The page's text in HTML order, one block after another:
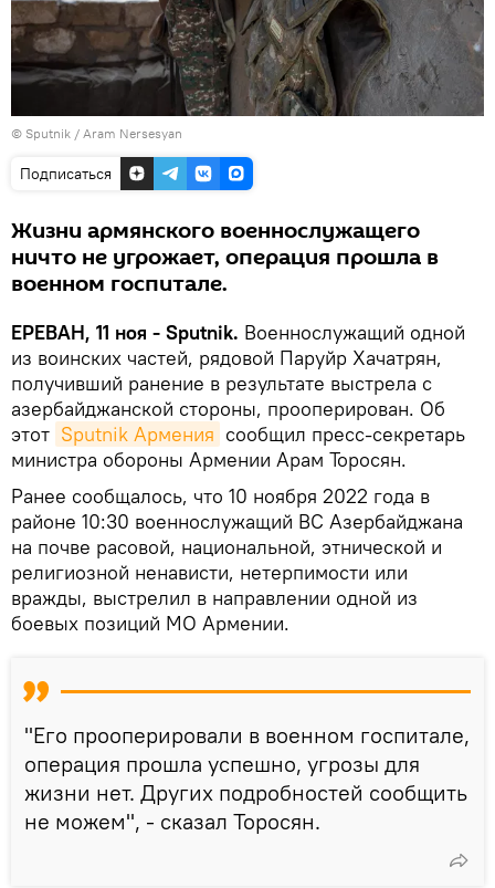
© Sputnik / Aram Nersesyan
Подписаться
Жизни армянского военнослужащего
ничто не угрожает, операция прошла в
военном госпитале.
ЕРЕВАН, 11 ноя - Sputnik. Военнослужащий одной
из воинских частей, рядовой Паруйр Хачатрян,
получивший ранение в результате выстрела с
азербайджанской стороны, прооперирован. Об
этот Sputnik Армения сообщил пресс-секретарь
министра обороны Армении Арам Торосян.
Ранее сообщалось, что 10 ноября 2022 года в
районе 10:30 военнослужащий ВС Азербайджана
на почве расовой, национальной, этнической и
религиозной ненависти, нетерпимости или
вражды, выстрелил в направлении одной из
боевых позиций МО Армении.
"Его прооперировали в военном госпитале,
операция прошла успешно, угрозы для
жизни нет. Других подробностей сообщить
не можем", - сказал Торосян.